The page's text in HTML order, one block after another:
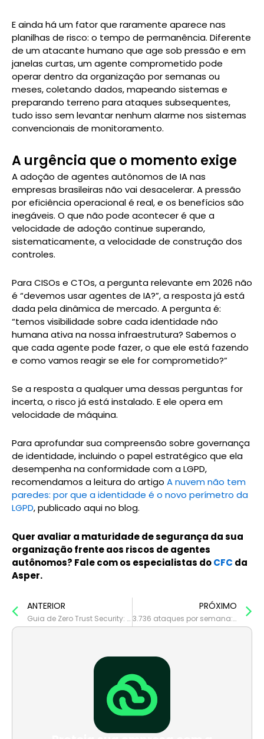
E ainda há um fator que raramente aparece nas
planilhas de risco: o tempo de permanência. Diferente
de um atacante humano que age sob pressão e em
janelas curtas, um agente comprometido pode
operar dentro da organização por semanas ou
meses, coletando dados, mapeando sistemas e
preparando terreno para ataques subsequentes,
tudo isso sem levantar nenhum alarme nos sistemas
convencionais de monitoramento.
A urgência que o momento exige
A adoção de agentes autônomos de IA nas
empresas brasileiras não vai desacelerar. A pressão
por eficiência operacional é real, e os benefícios são
inegáveis. O que não pode acontecer é que a
velocidade de adoção continue superando,
sistematicamente, a velocidade de construção dos
controles.
Para CISOs e CTOs, a pergunta relevante em 2026 não
é “devemos usar agentes de IA?”, a resposta já está
dada pela dinâmica de mercado. A pergunta é:
“temos visibilidade sobre cada identidade não
humana ativa na nossa infraestrutura? Sabemos o
que cada agente pode fazer, o que ele está fazendo
e como vamos reagir se ele for comprometido?”
Se a resposta a qualquer uma dessas perguntas for
incerta, o risco já está instalado. E ele opera em
velocidade de máquina.
Para aprofundar sua compreensão sobre governança
de identidade, incluindo o papel estratégico que ela
desempenha na conformidade com a LGPD,
recomendamos a leitura do artigo A nuvem não tem
paredes: por que a identidade é o novo perímetro da
LGPD, publicado aqui no blog.
Quer avaliar a maturidade de segurança da sua
organização frente aos riscos de agentes
autônomos? Fale com os especialistas doCFC da
Asper.
Prev
ANTERIOR
Guia de Zero Trust Security: O que é e como estruturar sua arquitetura de rede
PRÓXIMO
3.736 ataques por semana: por que o setor financeiro brasileiro nunca foi tão visado pelo cibercrime